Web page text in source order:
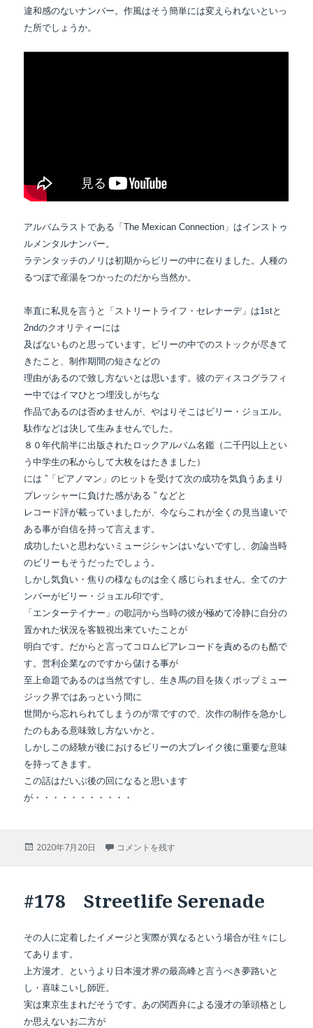
違和感のないナンバー。作風はそう簡単には変えられないといっ
た所でしょうか。
アルバムラストである「The Mexican Connection」はインストゥ
ルメンタルナンバー。
ラテンタッチのノリは初期からビリーの中に在りました。人種の
るつぼで産湯をつかったのだから当然か。
率直に私見を言うと「ストリートライフ・セレナーデ」は1stと
2ndのクオリティーには
及ばないものと思っています。ビリーの中でのストックが尽きて
きたこと、制作期間の短さなどの
理由があるので致し方ないとは思います。彼のディスコグラフィ
ー中ではイマひとつ埋没しがちな
作品であるのは否めませんが、やはりそこはビリー・ジョエル。
駄作などは決して生みませんでした。
８０年代前半に出版されたロックアルバム名鑑（二千円以上とい
う中学生の私からして大枚をはたきました）
には ”「ピアノマン」のヒットを受けて次の成功を気負うあまり
プレッシャーに負けた感がある ” などと
レコード評が載っていましたが、今ならこれが全くの見当違いで
ある事が自信を持って言えます。
成功したいと思わないミュージシャンはいないですし、勿論当時
のビリーもそうだったでしょう。
しかし気負い・焦りの様なものは全く感じられません。全てのナ
ンバーがビリー・ジョエル印です。
「エンターテイナー」の歌詞から当時の彼が極めて冷静に自分の
置かれた状況を客観視出来ていたことが
明白です。だからと言ってコロムビアレコードを責めるのも酷で
す。営利企業なのですから儲ける事が
至上命題であるのは当然ですし、生き馬の目を抜くポップミュー
ジック界ではあっという間に
世間から忘れられてしまうのが常ですので、次作の制作を急かし
たのもある意味致し方ないかと。
しかしこの経験が後におけるビリーの大ブレイク後に重要な意味
を持ってきます。
この話はだいぶ後の回になると思います
が・・・・・・・・・・・
投
2020年7月20日 #179 The Entertainer に
コメントを残す
#178 Streetlife Serenade
その人に定着したイメージと実際が異なるという場合が往々にし
てあります。
上方漫才、というより日本漫才界の最高峰と言うべき夢路いと
し・喜味こいし師匠。
実は東京生まれだそうです。あの関西弁による漫才の筆頭格とし
か思えないお二方が